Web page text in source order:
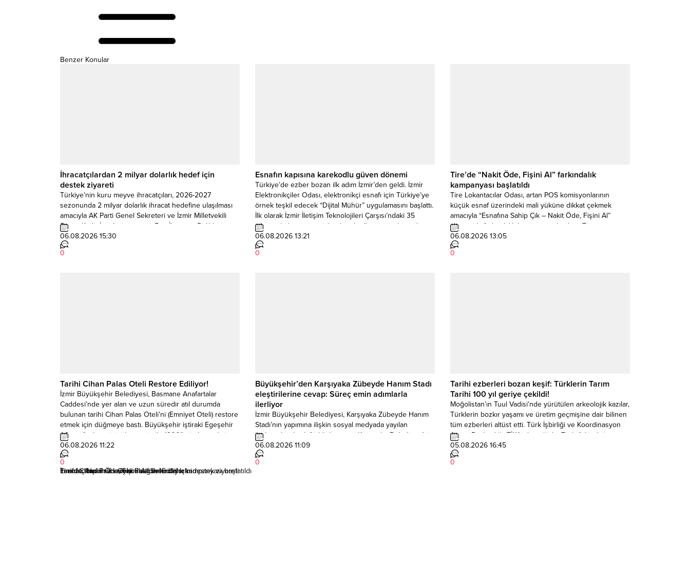
Benzer Konular
İhracatçılardan 2 milyar dolarlık hedef için
destek ziyareti
Türkiye’nin kuru meyve ihracatçıları, 2026-2027
sezonunda 2 milyar dolarlık ihracat hedefine ulaşılması
amacıyla AK Parti Genel Sekreteri ve İzmir Milletvekili
Eyyüp Kadir İnan’ı ziyaret etti. Ege İhracatçı Birlikleri
Sürdürülebilirlik ve Organik Ürünler Koordinatörü ve Ege
Kuru Meyve ve Mamulleri İhracatçıları Birliği Başkanı
Yusuf Gabay, çekirdeksiz kuru üzüm, kuru kayısı ve...
06.08.2026 15:30
0
Esnafın kapısına karekodlu güven dönemi
Türkiye’de ezber bozan ilk adım İzmir’den geldi. İzmir
Elektronikçiler Odası, elektronikçi esnafı için Türkiye’ye
örnek teşkil edecek “Dijital Mühür” uygulamasını başlattı.
İlk olarak İzmir İletişim Teknolojileri Çarşısı’ndaki 35
işletmede hayata geçirilen karekodlu sistem, kayıt dışı
faaliyetlerle mücadele ederken tüketiciye anında
doğrulanmış işletme bilgisi ve güvenli hizmet sunuyor.
“Karekodu Okut, Esnafını...
06.08.2026 13:21
0
Tire’de “Nakit Öde, Fişini Al” farkındalık
kampanyası başlatıldı
Tire Lokantacılar Odası, artan POS komisyonlarının
küçük esnaf üzerindeki mali yüküne dikkat çekmek
amacıyla “Esnafına Sahip Çık – Nakit Öde, Fişini Al”
sloganıyla farkındalık kampanyası başlattı. Tire
Lokantacılar Odası Başkanı Mehmet Burak Göksu,
kampanyanın kayıt dışı alışverişi teşvik etmediğini
belirterek, vatandaşlardan nakit ödeme yapmaları halinde
06.08.2026 13:05
0
Tarihi Cihan Palas Oteli Restore Ediliyor!
İzmir Büyükşehir Belediyesi, Basmane Anafartalar
Caddesi’nde yer alan ve uzun süredir atıl durumda
bulunan tarihi Cihan Palas Oteli’ni (Emniyet Oteli) restore
etmek için düğmeye bastı. Büyükşehir iştiraki Egeşehir
AŞ tarafından yürütülen proje ile 1900’lerin başında inşa
edilen yapı, özgün mimarisi korunarak çağdaş ihtiyaçlara
uygun şekilde yeniden işlevlendirilecek. Kasalarıyla
Ünlenen “Emniyet...
06.08.2026 11:22
0
Büyükşehir’den Karşıyaka Zübeyde Hanım Stadı
eleştirilerine cevap: Süreç emin adımlarla
ilerliyor
İzmir Büyükşehir Belediyesi, Karşıyaka Zübeyde Hanım
Stadı’nın yapımına ilişkin sosyal medyada yayılan
“çalışmalar durdu” iddialarına ve Karşıyaka Belediyesi’nin
kamuoyunda yanlış algı oluşturan açıklamalarına yanıt
vermek amacıyla resmi bir duyuru yayımlarken, AK Partili
vekillere de teşekkür edildi. Yazılı açıklamada sürecin
06.08.2026 11:09
0
Tarihi ezberleri bozan keşif: Türklerin Tarım
Tarihi 100 yıl geriye çekildi!
Moğolistan’ın Tuul Vadisi’nde yürütülen arkeolojik kazılar,
Türklerin bozkır yaşamı ve üretim geçmişine dair bilinen
tüm ezberleri altüst etti. Türk İşbirliği ve Koordinasyon
Ajansı Başkanlığı (TİKA) desteğiyle; Türk Arkeoloji ve
Kültürel Miras Enstitüsü, İzmir Katip Çelebi Üniversitesi
(İKÇÜ) ve Moğolistan Bilimler Akademisi ortaklığında
sürdürülen çalışmalarda, Dokuz Oğuzlar’a ait “kayıp
05.08.2026 16:45
0
İhracatçılardan 2 milyar dolarlık hedef için destek ziyareti
Esnafın kapısına karekodlu güven dönemi
Tire’de “Nakit Öde, Fişini Al” farkındalık kampanyası başlatıldı
Tarihi Cihan Palas Oteli Restore Ediliyor!